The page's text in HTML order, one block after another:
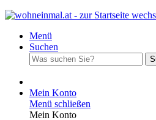
Menü
Suchen
Mein Konto
Menü schließen
Mein Konto